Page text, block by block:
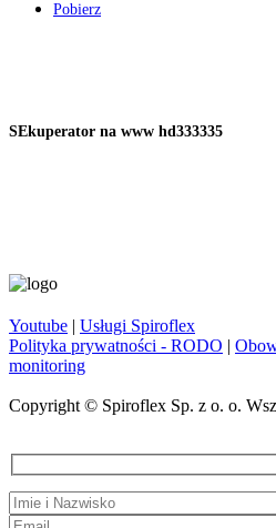
Pobierz
SEkuperator na www hd333335
Youtube | Usługi Spiroflex
Polityka prywatności - RODO |
monitoring
Copyright © Spiroflex Sp. z o. o.